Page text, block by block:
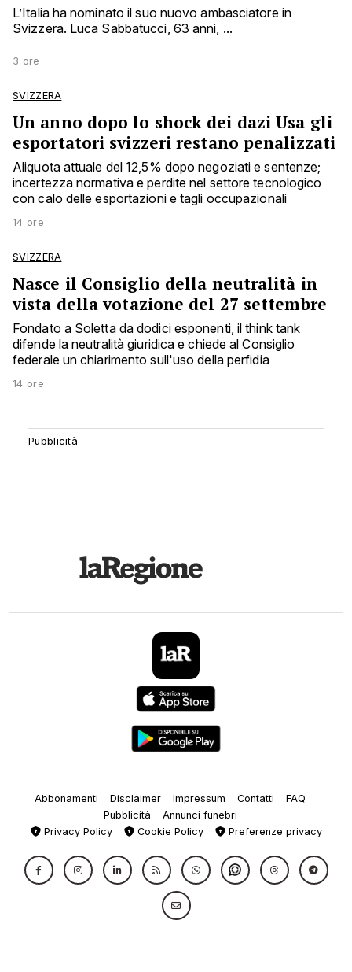
L’Italia ha nominato il suo nuovo ambasciatore in
Svizzera. Luca Sabbatucci, 63 anni, ...
3 ore
SVIZZERA
Un anno dopo lo shock dei dazi Usa gli
esportatori svizzeri restano penalizzati
Aliquota attuale del 12,5% dopo negoziati e sentenze;
incertezza normativa e perdite nel settore tecnologico
con calo delle esportazioni e tagli occupazionali
14 ore
SVIZZERA
Nasce il Consiglio della neutralità in
vista della votazione del 27 settembre
Fondato a Soletta da dodici esponenti, il think tank
difende la neutralità giuridica e chiede al Consiglio
federale un chiarimento sull'uso della perfidia
14 ore
Abbonamenti Disclaimer Impressum Contatti
FAQ
Pubblicità
Annunci funebri
Privacy Policy
Cookie Policy Preferenze privacy